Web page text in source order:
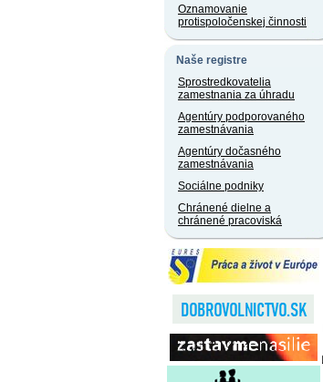
Oznamovanie
protispoločenskej činnosti
Naše registre
Sprostredkovatelia
zamestnania za úhradu
Agentúry podporovaného
zamestnávania
Agentúry dočasného
zamestnávania
Sociálne podniky
Chránené dielne a
chránené pracoviská